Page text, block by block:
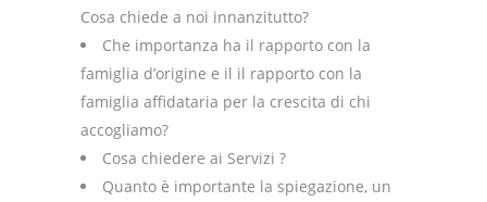
Cosa chiede a noi innanzitutto?
Che importanza ha il rapporto con la
famiglia d’origine e il il rapporto con la
famiglia affidataria per la crescita di chi
accogliamo?
Cosa chiedere ai Servizi ?
Quanto è importante la spiegazione, un